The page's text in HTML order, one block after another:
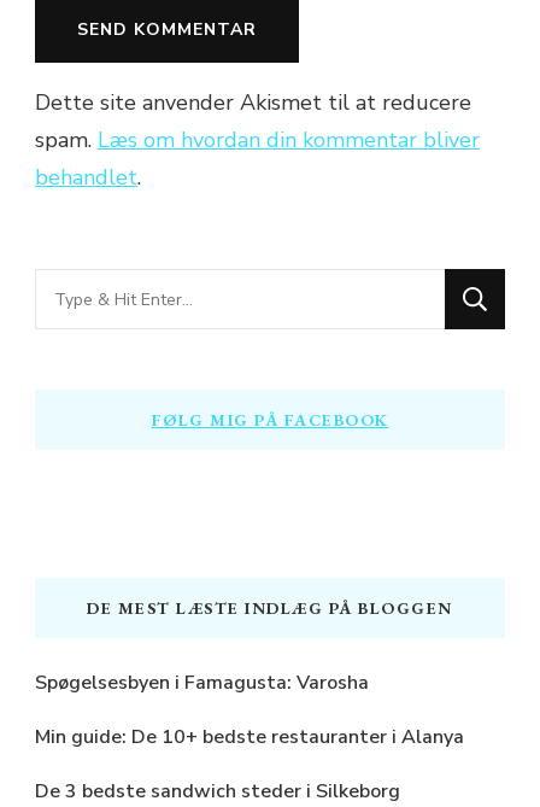
Dette site anvender Akismet til at reducere
spam. Læs om hvordan din kommentar bliver
behandlet.
Looking
for
FØLG MIG PÅ FACEBOOK
DE MEST LÆSTE INDLÆG PÅ BLOGGEN
Spøgelsesbyen i Famagusta: Varosha
Min guide: De 10+ bedste restauranter i Alanya
De 3 bedste sandwich steder i Silkeborg